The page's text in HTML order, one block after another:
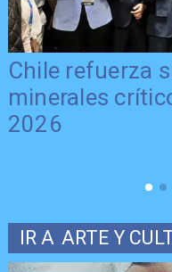
Chile refuerza
minerales
2026
IR A ARTE Y